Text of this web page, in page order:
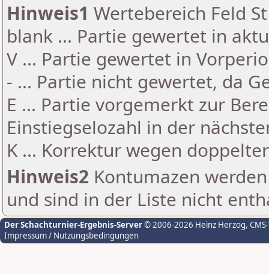
Hinweis1 Wertebereich Feld
blank ... Partie gewertet in
V ... Partie gewertet in
- ... Partie nicht gewertet, da
E ... Partie vorgemerkt zur
Einstiegselozahl in der
K ... Korrektur wegen
Hinweis2 Kontumazen
und sind in der Liste nicht
Der Schachturnier-Ergebnis-Server© 2006-2026 Heinz Herzog,
Impressum / Nutzungsbedingungen